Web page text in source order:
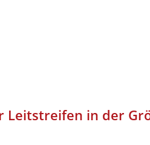
Leitstreifen in der